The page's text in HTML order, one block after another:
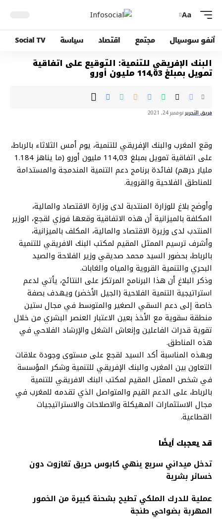
Aa
أنفو سوسيال مجتمع اقتصاد سياسة Social TV
البنك الإفريقي للتنمية: التوقيع على اتفاقية
تمويل بمبلغ 114,03 مليون أورو
فريق التحريرنوفمبر 24, 2021
وقع المغرب والبنك الإفريقي للتنمية، يوم أمس الثلاثاء بالرباط،
على اتفاقية تمويل بمبلغ 114,03 مليون أورو (ما يناهز 1.184
مليار درهم) لفائدة برنامج دعم التنمية المندمجة والمستدامة
للمناطق الفلاحية والقروية.
وأوضح بلاغ للوزارة المنتدبة لدى وزارة الاقتصاد والمالية،
المكلفة بالميزانية أن هذه الاتفاقية وقعها فوزي لقجع، الوزير
المنتدب لدى وزيرة الاقتصاد والمالية، المكلف بالميزانية،
وأشرف ترسيم الممثل المقيم لمكتب البنك الافريقي للتنمية
بالرباط، بحضور السيد محمد صديقي وزير الفلاحة والصيد
البحري والتنمية القروية والمياه والغابات.
وذكر البلاغ أن هذا البرنامج المرتكز على النتائج، يأتي لدعم
استراتيجية التنمية الفلاحية (الجيل الأخضر) ويهدف بصفة
خاصة إلى دعم السقي الصغير والمتوسط في مجال ستين
منطقة سقوية مع الأخذ بعين الاعتبار العنصر البشري من خلال
تقوية قدرات الفاعلين وإنعاش الشغل والإرشاد الفلاحي في
هذه المناطق.
وبهذه المناسبة أكد السيد لقجع على مستوى وجودة علاقات
التعاون بين المغرب والبنك الإفريقي للتنمية وشكر المؤسسة
في شخص الممثل المقيم لمكتب البنك الافريقي للتنمية
بالرباط، على الدعم القيم والمتواصل الذي تقدمه للمغرب في
مجال الاستثمارات المهيكلة والاصلاحات والاستراتيجيات
القطاعية.
قد يعجبك أيضًا
تدخل ميداني سريع ينهي كابوس حريق تغازوت دون
خسائر بشرية
عملية للدرك الملكي تطيح بشحنة كبيرة من الخمور
المهربة بضواحي طنجة